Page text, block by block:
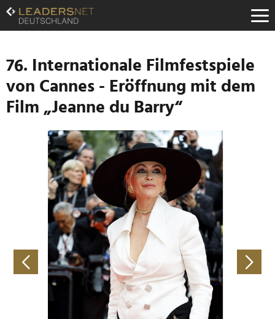
Zum
Inhalt
Zur
Navigation
Zur
Hauptnavigation
76. Internationale Filmfestspiele
von Cannes - Eröffnung mit dem
Film „Jeanne du Barry“